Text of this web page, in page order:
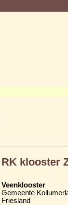
RK klooster
Veenklooster
Gemeente
Friesland